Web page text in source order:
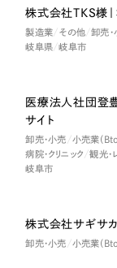
株式会社TKS様｜
製造業 その他 卸売・
岐阜県
岐阜市
医療法人社団登豊
サイト
卸売・小売 小売業（
病院・クリニック
観光・
岐阜市
株式会社サギサカ
卸売・小売 小売業（